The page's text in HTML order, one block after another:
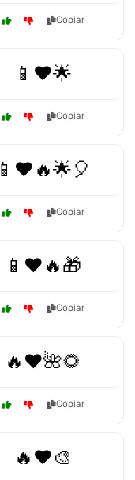
Copiar
📱❤️🌟
Copiar
📱❤️🔥🌟🎈
Copiar
📱❤️🔥🎁
Copiar
🔥❤️🌺🌻
Copiar
🔥❤️🎨